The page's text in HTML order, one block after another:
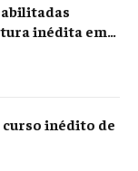
inédita em
curso inédito de